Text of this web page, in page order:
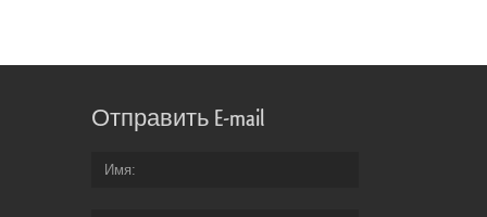
Отправить E-mail
Имя